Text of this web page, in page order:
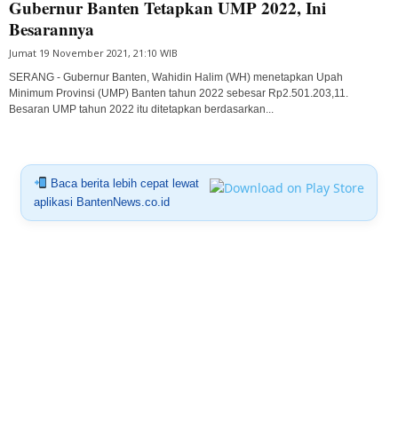
Gubernur Banten Tetapkan UMP 2022, Ini
Besarannya
Jumat 19 November 2021, 21:10 WIB
SERANG - Gubernur Banten, Wahidin Halim (WH) menetapkan Upah
Minimum Provinsi (UMP) Banten tahun 2022 sebesar Rp2.501.203,11.
Besaran UMP tahun 2022 itu ditetapkan berdasarkan...
Baca berita lebih cepat lewat
aplikasi BantenNews.co.id